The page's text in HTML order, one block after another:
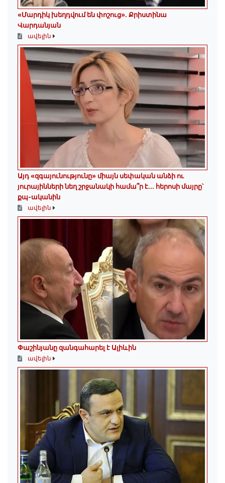
«Մարդիկ խեղդվում են փոշուց»․ Քրիստինա
Վարդանյան
ավելին
Այդ «զգայունությունը» միայն սեփական անձի ու
յուրայինների նեղ շրջանակի համա՞ր է․․․ հերոսի մայրը՝
քպ-ականին
ավելին
Փաշինյանը զանգահարել է Ալիևին
ավելին